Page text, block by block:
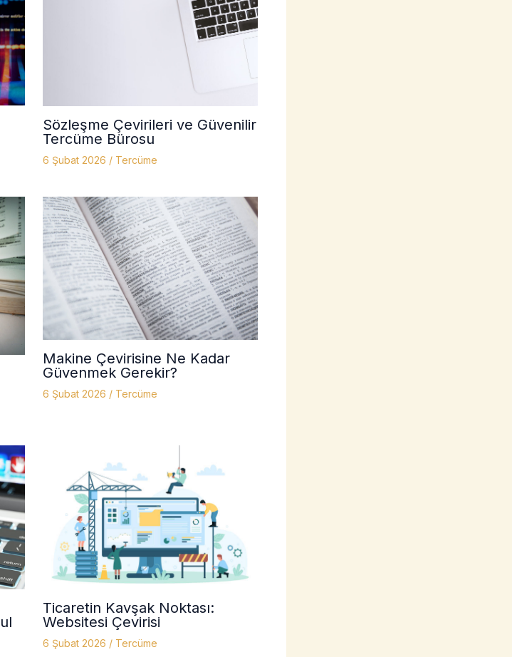
Sözleşme Çevirileri ve Güvenilir
Tercüme Bürosu
6 Şubat 2026 / Tercüme
Makine Çevirisine Ne Kadar
Güvenmek Gerekir?
6 Şubat 2026 / Tercüme
Ticaretin Kavşak Noktası:
Websitesi Çevirisi
6 Şubat 2026 / Tercüme